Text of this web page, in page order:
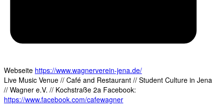
Webseite https://www.wagnerverein-jena.de/
Live Music Venue // Café and Restaurant // Student Culture in Jena
// Wagner e.V. // Kochstraße 2a Facebook:
https://www.facebook.com/cafewagner